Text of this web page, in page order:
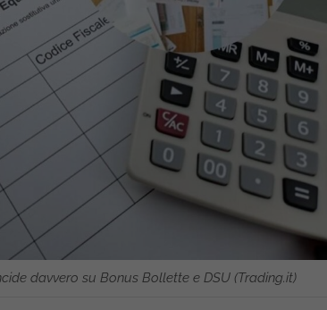
davvero su Bonus Bollette e DSU (Trading.it)